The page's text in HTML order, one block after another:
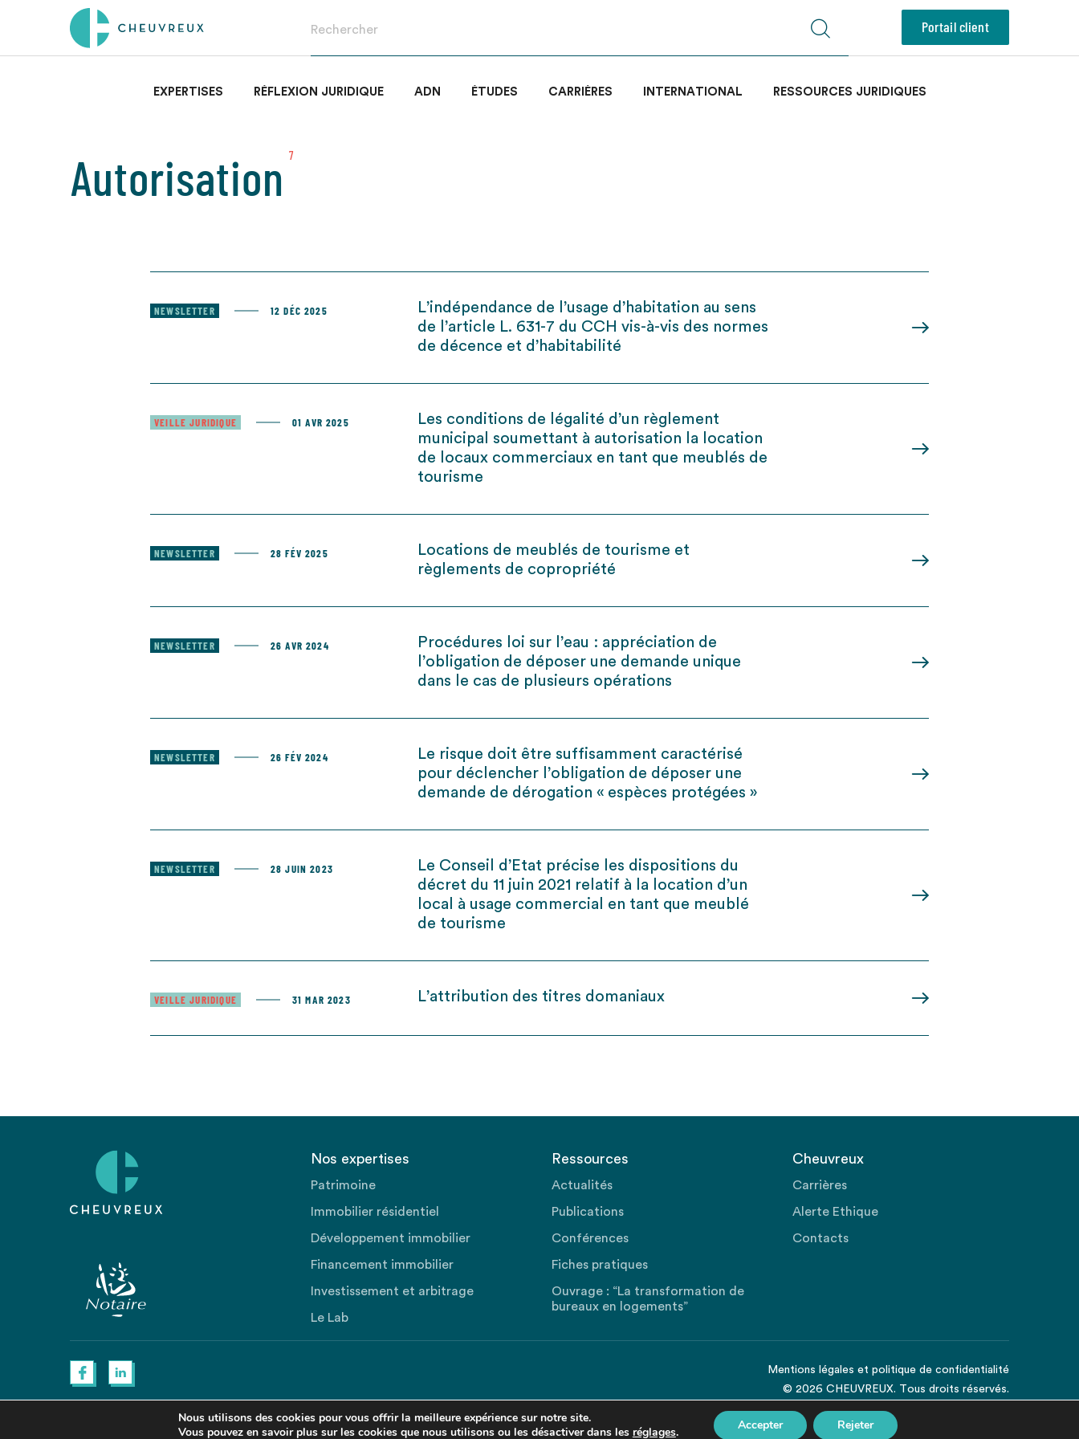
Portail client
EXPERTISES RÉFLEXION JURIDIQUE ADN ÉTUDES CARRIÈRES INTERNATIONAL RESSOURCES JURIDIQUES
Autorisation 7
NEWSLETTER 12 DÉC 2025
L’indépendance de l’usage d’habitation au sens
de l’article L. 631-7 du CCH vis-à-vis des normes
de décence et d’habitabilité
VEILLE JURIDIQUE 01 AVR 2025
Les conditions de légalité d’un règlement
municipal soumettant à autorisation la location
de locaux commerciaux en tant que meublés de
tourisme
NEWSLETTER 28 FÉV 2025
Locations de meublés de tourisme et
règlements de copropriété
NEWSLETTER 26 AVR 2024
Procédures loi sur l’eau : appréciation de
l’obligation de déposer une demande unique
dans le cas de plusieurs opérations
NEWSLETTER 26 FÉV 2024
Le risque doit être suffisamment caractérisé
pour déclencher l’obligation de déposer une
demande de dérogation « espèces protégées »
NEWSLETTER 28 JUIN 2023
Le Conseil d’Etat précise les dispositions du
décret du 11 juin 2021 relatif à la location d’un
local à usage commercial en tant que meublé
de tourisme
VEILLE JURIDIQUE 31 MAR 2023 L’attribution des titres domaniaux
Nos expertises
Patrimoine
Immobilier résidentiel
Développement immobilier
Financement immobilier
Investissement et arbitrage
Le Lab
Ressources
Actualités
Publications
Conférences
Fiches pratiques
Ouvrage : “La transformation de
bureaux en logements”
Cheuvreux
Carrières
Alerte Ethique
Contacts
Mentions légales et politique de confidentialité
© 2026 CHEUVREUX. Tous droits réservés.
Revenir en haut de la page
Nous utilisons des cookies pour vous offrir la meilleure expérience sur notre site.
Vous pouvez en savoir plus sur les cookies que nous utilisons ou les désactiver dans les réglages. Accepter Rejeter